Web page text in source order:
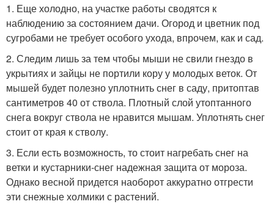
1. Еще холодно, на участке работы сводятся к
наблюдению за состоянием дачи. Огород и цветник под
сугробами не требует особого ухода, впрочем, как и сад.
2. Следим лишь за тем чтобы мыши не свили гнездо в
укрытиях и зайцы не портили кору у молодых веток. От
мышей будет полезно уплотнить снег в саду, притоптав
сантиметров 40 от ствола. Плотный слой утоптанного
снега вокруг ствола не нравится мышам. Уплотнять снег
стоит от края к стволу.
3. Если есть возможность, то стоит нагребать снег на
ветки и кустарники-снег надежная защита от мороза.
Однако весной придется наоборот аккуратно отгрести
эти снежные холмики с растений.